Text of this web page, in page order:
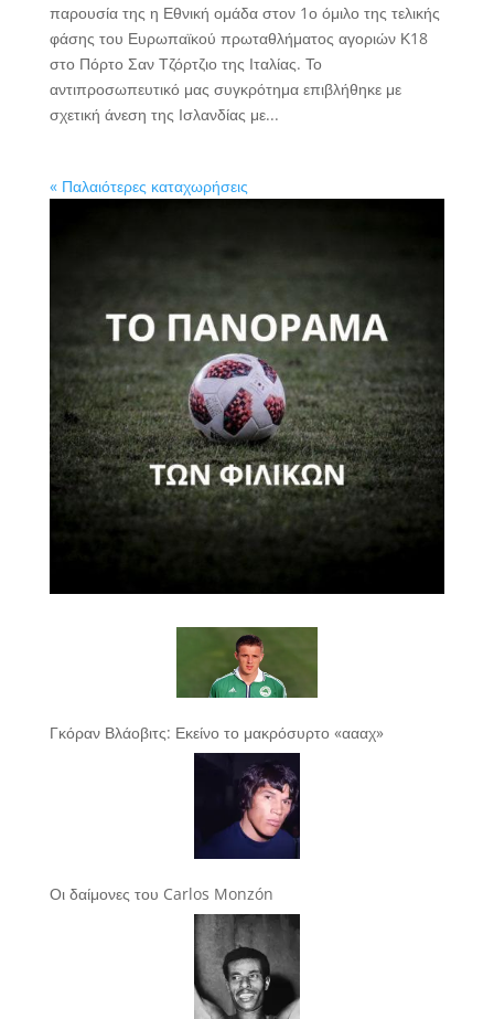
παρουσία της η Εθνική ομάδα στον 1ο όμιλο της τελικής
φάσης του Ευρωπαϊκού πρωταθλήματος αγοριών Κ18
στο Πόρτο Σαν Τζόρτζιο της Ιταλίας. Το
αντιπροσωπευτικό μας συγκρότημα επιβλήθηκε με
σχετική άνεση της Ισλανδίας με...
« Παλαιότερες καταχωρήσεις
Γκόραν Βλάοβιτς: Εκείνο το μακρόσυρτο «αααχ»
Οι δαίμονες του Carlos Monzón